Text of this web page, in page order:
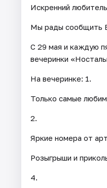
Искренний
Мы рады сообщить
С 29 мая и каждую
вечеринки
На вечеринке: 1.
Только самые
2.
Яркие номера от
Розыгрыши и
4.